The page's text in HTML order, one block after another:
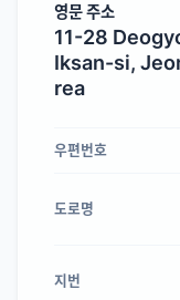
영문 주소
11-28
Iksan-si,
rea
우편번호
도로명
지번